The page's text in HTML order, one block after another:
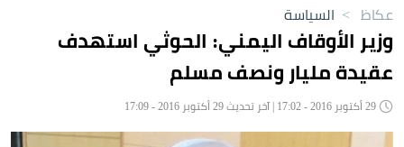
عكاظ > السياسة
وزير الأوقاف اليمني: الحوثي استهدف
عقيدة مليار ونصف مسلم